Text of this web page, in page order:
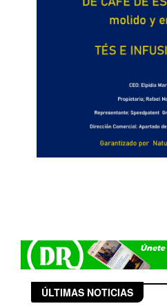
ÚLTIMAS NOTICIAS